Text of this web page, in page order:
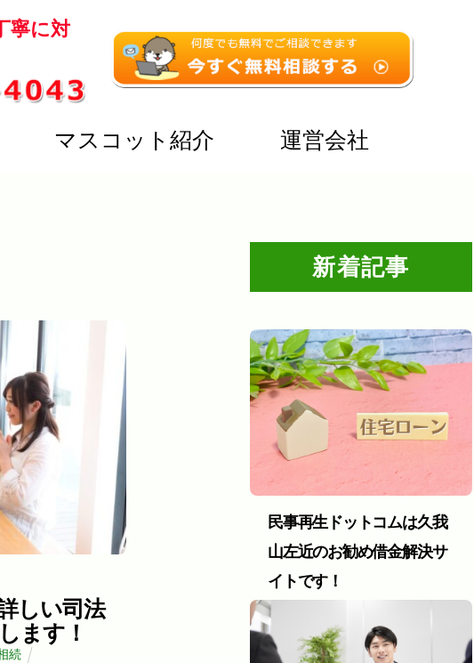
寧に対
マスコット紹介 運営会社
しい司法
ます！
続
新着記事
民事再生ドットコムは久我
山左近のお勧め借金解決サ
イトです！